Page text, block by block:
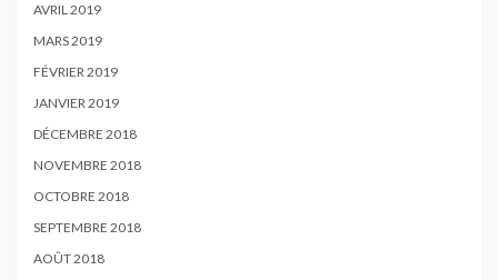
AVRIL 2019
MARS 2019
FÉVRIER 2019
JANVIER 2019
DÉCEMBRE 2018
NOVEMBRE 2018
OCTOBRE 2018
SEPTEMBRE 2018
AOÛT 2018